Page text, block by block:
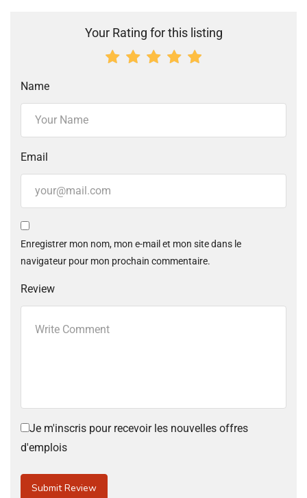
Your Rating for this listing
Name
Email
Enregistrer mon nom, mon e-mail et mon site dans le
navigateur pour mon prochain commentaire.
Review
Je m'inscris pour recevoir les nouvelles offres
d'emplois